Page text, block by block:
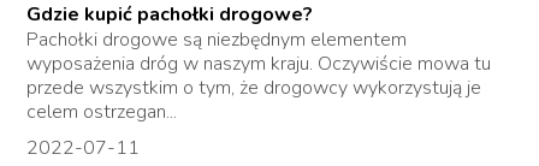
Gdzie kupić pachołki drogowe?
Pachołki drogowe są niezbędnym elementem
wyposażenia dróg w naszym kraju. Oczywiście mowa tu
przede wszystkim o tym, że drogowcy wykorzystują je
celem ostrzegan...
2022-07-11